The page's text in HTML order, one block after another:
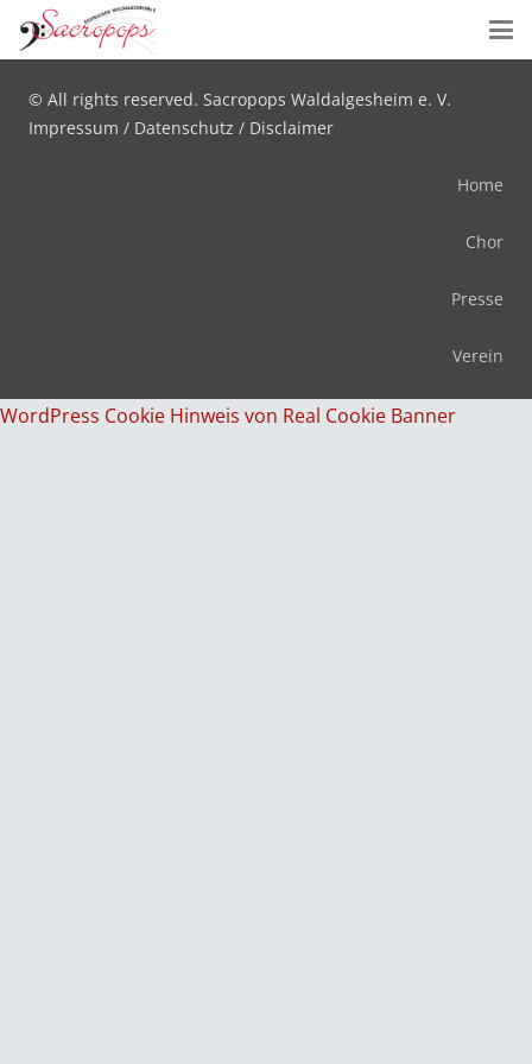
Designed bywunschseiten.de
© All rights reserved. Sacropops Waldalgesheim e. V.
Impressum / Datenschutz / Disclaimer
Home
Chor
Presse
Verein
WordPress Cookie Hinweis von Real Cookie Banner